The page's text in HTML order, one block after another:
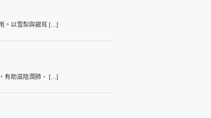
。以雪梨與銀耳 […]
有助滋陰潤肺、 […]